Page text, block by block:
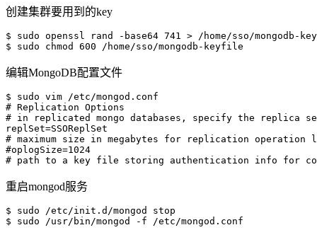
创建集群要用到的key
$ sudo openssl rand -base64 741 > /home/sso/mongodb-
编辑MongoDB配置文件
$ sudo vim /etc/mongod.conf
# Replication Options
# in replicated mongo databases, specify the replica
replSet=SSOReplSet
# maximum size in megabytes for replication operation
#oplogSize=1024
重启mongod服务
$ sudo /etc/init.d/mongod stop